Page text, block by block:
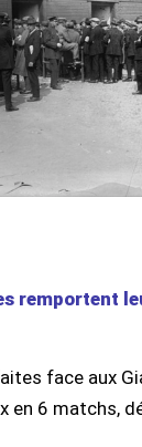
remportent
face aux
en 6 matchs,